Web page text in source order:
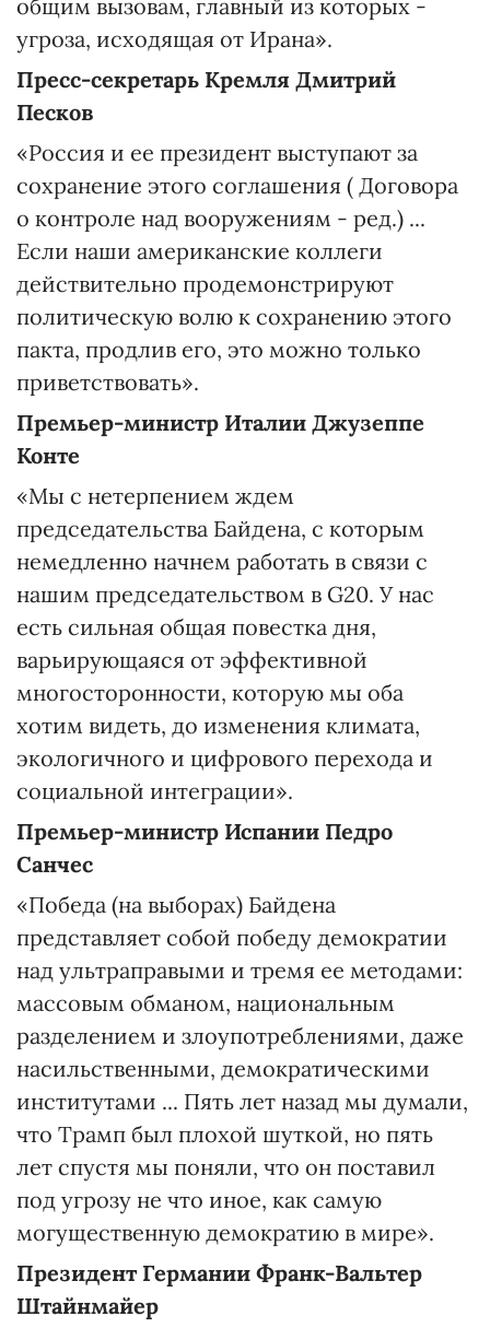
общим вызовам, главный из которых -
угроза, исходящая от Ирана».
Пресс-секретарь Кремля Дмитрий
Песков
«Россия и ее президент выступают за
сохранение этого соглашения ( Договора
о контроле над вооружениям - ред.) ...
Если наши американские коллеги
действительно продемонстрируют
политическую волю к сохранению этого
пакта, продлив его, это можно только
приветствовать».
Премьер-министр Италии Джузеппе
Конте
«Мы с нетерпением ждем
председательства Байдена, с которым
немедленно начнем работать в связи с
нашим председательством в G20. У нас
есть сильная общая повестка дня,
варьирующаяся от эффективной
многосторонности, которую мы оба
хотим видеть, до изменения климата,
экологичного и цифрового перехода и
социальной интеграции».
Премьер-министр Испании Педро
Санчес
«Победа (на выборах) Байдена
представляет собой победу демократии
над ультраправыми и тремя ее методами:
массовым обманом, национальным
разделением и злоупотреблениями, даже
насильственными, демократическими
институтами ... Пять лет назад мы думали,
что Трамп был плохой шуткой, но пять
лет спустя мы поняли, что он поставил
под угрозу не что иное, как самую
могущественную демократию в мире».
Президент Германии Франк-Вальтер
Штайнмайер